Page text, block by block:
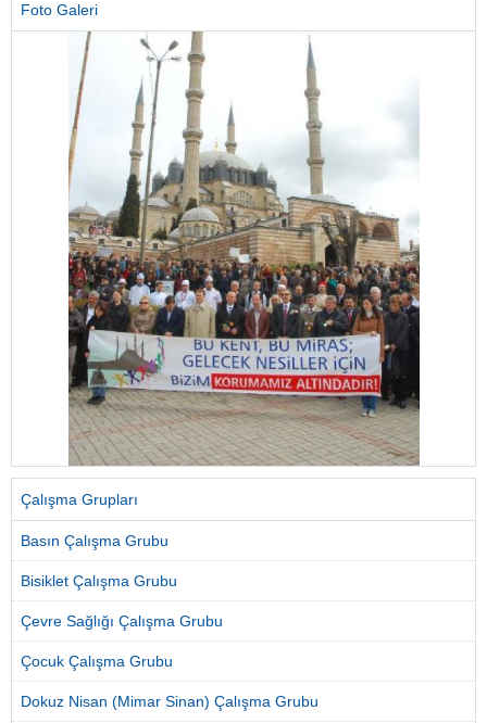
Foto Galeri
Çalışma Grupları
Basın Çalışma Grubu
Bisiklet Çalışma Grubu
Çevre Sağlığı Çalışma Grubu
Çocuk Çalışma Grubu
Dokuz Nisan (Mimar Sinan) Çalışma Grubu